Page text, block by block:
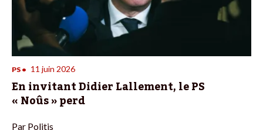
PS • 11 juin 2026
En invitant Didier Lallement, le PS
« Noûs » perd
Par Politis